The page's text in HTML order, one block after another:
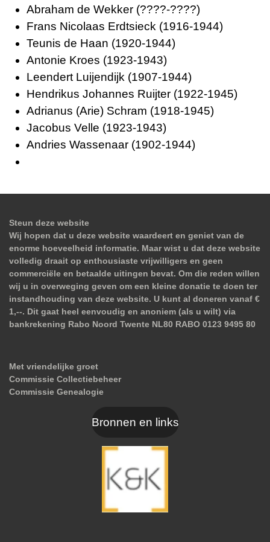
Abraham de Wekker (????-????)
Frans Nicolaas Erdtsieck (1916-1944)
Teunis de Haan (1920-1944)
Antonie Kroes (1923-1943)
Leendert Luijendijk (1907-1944)
Hendrikus Johannes Ruijter (1922-1945)
Adrianus (Arie) Schram (1918-1945)
Jacobus Velle (1923-1943)
Andries Wassenaar (1902-1944)
Steun deze website
Wij hopen dat u deze website waardeert en geniet van de
enorme hoeveelheid informatie. Maar wist u dat deze website
volledig draait op enthousiaste vrijwilligers en geen
commerciële en betaalde uitingen bevat. Om die reden willen
wij u in overweging geven om een kleine donatie te doen ter
instandhouding van deze website. U kunt al doneren vanaf €
1,--. Dit gaat heel eenvoudig en anoniem (als u wilt) via
bankrekening Rabo Noord Twente NL80 RABO 0123 9495 80
Met vriendelijke groet
Commissie Collectiebeheer
Commissie Genealogie
Bronnen en links